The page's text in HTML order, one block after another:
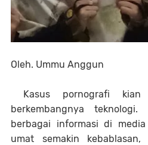
Oleh. Ummu Anggun
Kasus pornografi kian
berkembangnya teknologi.
berbagai informasi di
umat semakin